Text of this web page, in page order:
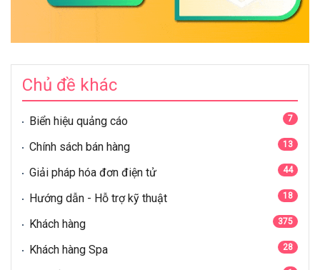
Chủ đề khác
Biển hiệu quảng cáo 7
Chính sách bán hàng 13
Giải pháp hóa đơn điện tử 44
Hướng dẫn - Hỗ trợ kỹ thuật 18
Khách hàng 375
Khách hàng Spa 28